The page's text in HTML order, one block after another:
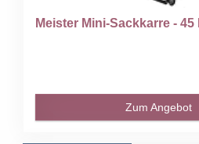
Meister Mini-Sackkarre -
Zum Angebot